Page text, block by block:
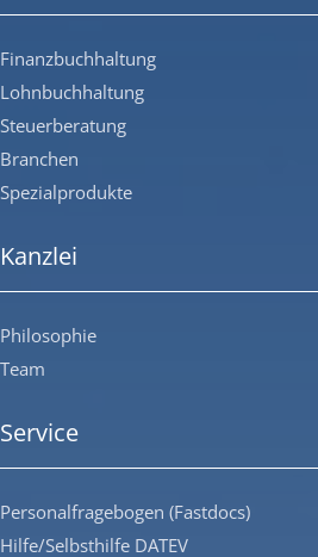
Finanzbuchhaltung
Lohnbuchhaltung
Steuerberatung
Branchen
Spezialprodukte
Kanzlei
Philosophie
Team
Service
Personalfragebogen (Fastdocs)
Hilfe/Selbsthilfe DATEV